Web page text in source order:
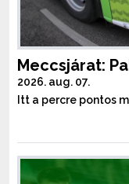
Meccsjárat:
2026. aug. 07.
Itt a percre pontos